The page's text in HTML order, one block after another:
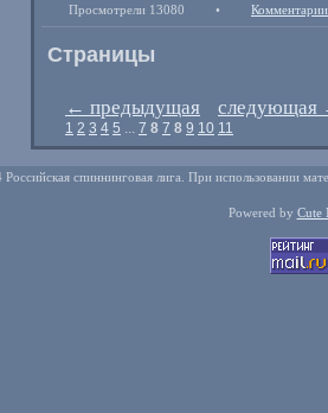
Просмотрели 13080 •
Страницы
← предыдущая следующая
1 2 3 4 5 ... 7 8 7 8 9 10 11
спиннинговая лига. При использовании
Powered by Cute